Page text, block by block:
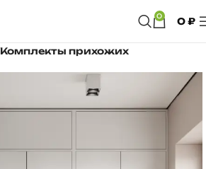
0 0₽
Комплекты прихожих